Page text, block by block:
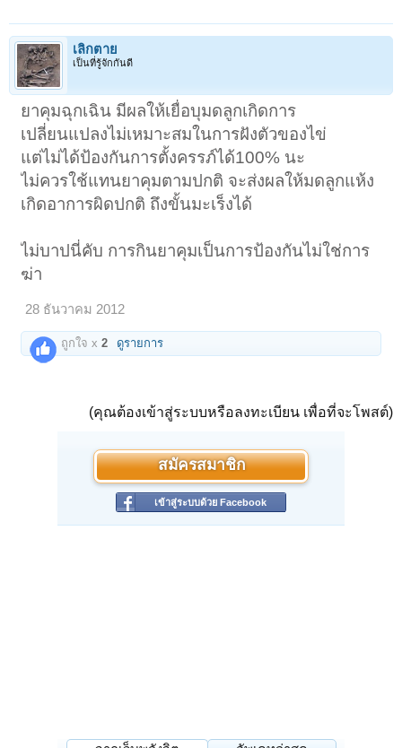
เลิกตาย
เป็นที่รู้จักกันดี
ยาคุมฉุกเฉิน มีผลให้เยื่อบุมดลูกเกิดการ
เปลี่ยนแปลงไม่เหมาะสมในการฝังตัวของไข่
แต่ไม่ได้ป้องกันการตั้งครรภ์ได้100% นะ
ไม่ควรใช้แทนยาคุมตามปกติ จะส่งผลให้มดลูกแห้ง
เกิดอาการผิดปกติ ถึงขั้นมะเร็งได้
ไม่บาปนี่คับ การกินยาคุมเป็นการป้องกันไม่ใช่การ
ฆ่า
28 ธันวาคม 2012
ถูกใจ x2 ดูรายการ
(คุณต้องเข้าสู่ระบบหรือลงทะเบียน เพื่อที่จะโพสต์)
สมัครสมาชิก
เข้าสู่ระบบด้วย Facebook